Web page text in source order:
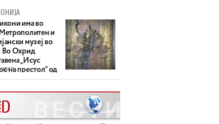
има во
и
музеј во
Во Охрид
„Исус
на престол“ од